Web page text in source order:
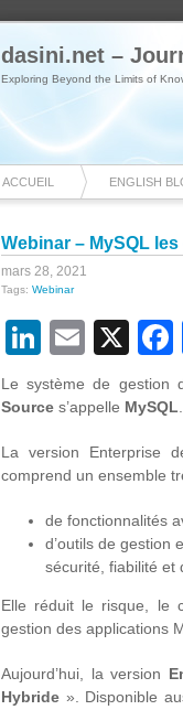
dasini.net –
Exploring Beyond the Limits of
ACCUEIL ENGLISH
Webinar – MySQL
mars 28, 2021
Tags: Webinar
LinkedIn
Email
X
Le système de gestion
Source s’appelle MySQL
La version Enterprise
comprend un ensemble
de fonctionnalités
d’outils de gestion
sécurité, fiabilité et
Elle réduit le risque, le
gestion des applications
Aujourd’hui, la version
Hybride ». Disponible